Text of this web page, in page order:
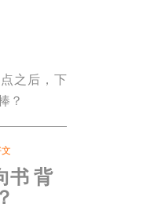
之后，下
？
书 背